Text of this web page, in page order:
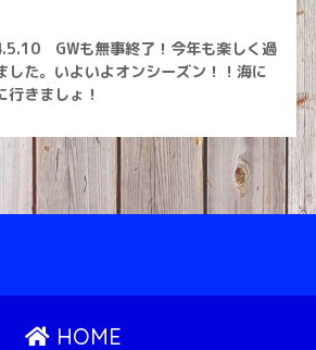
GWも無事終了！今年も楽しく過
した。いよいよオンシーズン！！海に
行きましょ！
HOME